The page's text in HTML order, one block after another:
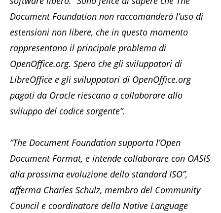
Document Foundation non raccomanderà l’uso di
estensioni non libere, che in questo momento
rappresentano il principale problema di
OpenOffice.org. Spero che gli sviluppatori di
LibreOffice e gli sviluppatori di OpenOffice.org
pagati da Oracle riescano a collaborare allo
sviluppo del codice sorgente”.
“The Document Foundation supporta l’Open
Document Format, e intende collaborare con OASIS
alla prossima evoluzione dello standard ISO”,
afferma Charles Schulz, membro del Community
Council e coordinatore della Native Language